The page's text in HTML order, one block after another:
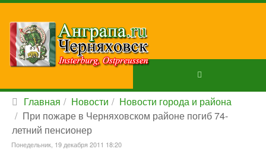
Главная Новости
Новости города и района
При пожаре в Черняховском районе погиб 74-
летний пенсионер
Понедельник, 19 декабря 2011 18:20